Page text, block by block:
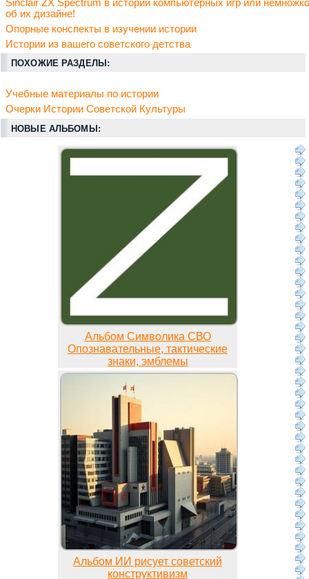
Sinclair ZX Spectrum в истории компьютерных игр или немножко
об их дизайне!
Опорные конспекты в изучении истории
Истории из вашего советского детства
ПОХОЖИЕ РАЗДЕЛЫ:
Учебные материалы по истории
Очерки Истории Советской Культуры
НОВЫЕ АЛЬБОМЫ:
Альбом Символика СВО
Опознавательные, тактические
знаки, эмблемы
Альбом ИИ рисует советский
конструктивизм